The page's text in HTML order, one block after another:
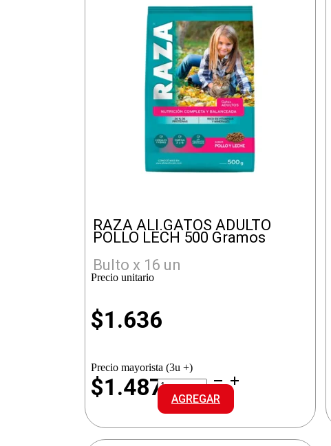
RAZA ALI.GATOS ADULTO
POLLO LECH 500 Gramos
Bulto x 16 un
Precio unitario
$1.636
Precio mayorista (3u +)
$1.487RAZA
ALI.GATOS
ADULTO
POLLO
LECH
cantidad
AGREGAR